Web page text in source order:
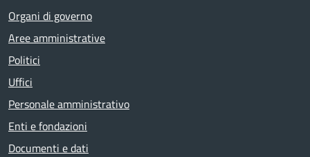
Organi di governo
Aree amministrative
Politici
Uffici
Personale amministrativo
Enti e fondazioni
Documenti e dati